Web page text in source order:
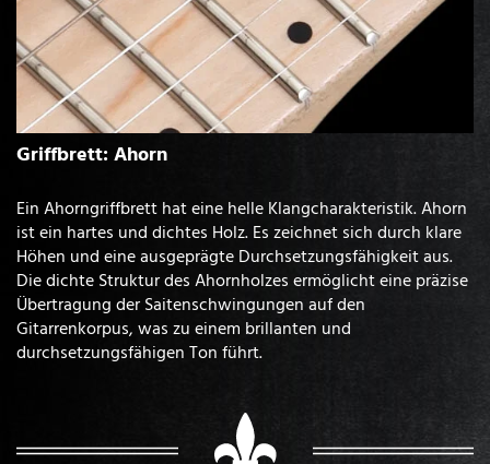
Griffbrett: Ahorn
Ein Ahorngriffbrett hat eine helle Klangcharakteristik. Ahorn
ist ein hartes und dichtes Holz. Es zeichnet sich durch klare
Höhen und eine ausgeprägte Durchsetzungsfähigkeit aus.
Die dichte Struktur des Ahornholzes ermöglicht eine präzise
Übertragung der Saitenschwingungen auf den
Gitarrenkorpus, was zu einem brillanten und
durchsetzungsfähigen Ton führt.